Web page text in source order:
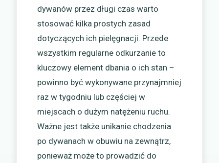
dywanów przez długi czas warto
stosować kilka prostych zasad
dotyczących ich pielęgnacji. Przede
wszystkim regularne odkurzanie to
kluczowy element dbania o ich stan –
powinno być wykonywane przynajmniej
raz w tygodniu lub częściej w
miejscach o dużym natężeniu ruchu.
Ważne jest także unikanie chodzenia
po dywanach w obuwiu na zewnątrz,
ponieważ może to prowadzić do